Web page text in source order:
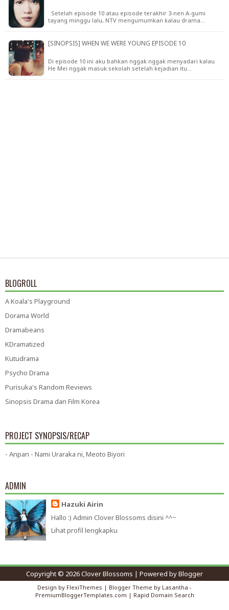
Setelah episode 10 atau episode terakhir 3-nen A-gumi
tayang minggu lalu, NTV mengumumkan kalau drama…
[SINOPSIS] WHEN WE WERE YOUNG EPISODE 10
Di episode 10 ini aku bahkan nggak nggak menyadari kalau
He Mei nggak masuk sekolah setelah kejadian itu…
BLOGROLL
A Koala's Playground
Dorama World
Dramabeans
KDramatized
Kutudrama
Psycho Drama
Purisuka's Random Reviews
Sinopsis Drama dan Film Korea
PROJECT SYNOPSIS/RECAP
- Anpan - Nami Uraraka ni, Meoto Biyori
ADMIN
Hazuki Airin
Hallo :) Admin Clover Blossoms disini ^^~
Lihat profil lengkapku
Copyright © 2026Clover Blossoms | Powered byBlogger
Design by FlexiThemes | Blogger Theme by Lasantha -
PremiumBloggerTemplates.com | Rapid Domain Search